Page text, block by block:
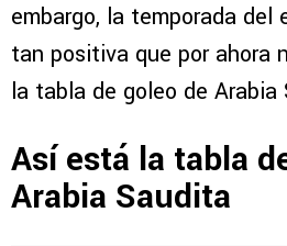
embargo, la temporada del
tan positiva que por ahora
la tabla de goleo de Arabia
Así está la tabla
Arabia Saudita